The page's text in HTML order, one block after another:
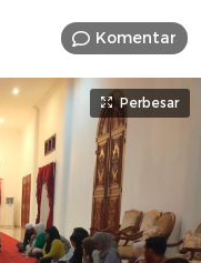
Komentar
Perbesar